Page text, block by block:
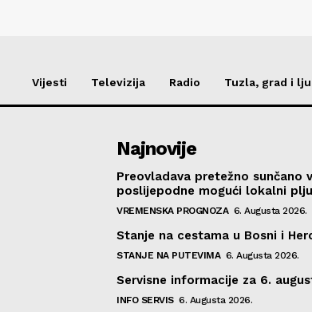
Vijesti Televizija Radio Tuzla, grad i
Najnovije
Preovladava pretežno sunčano
poslijepodne mogući lokalni
VREMENSKA PROGNOZA 6. Augusta 2026.
Stanje na cestama u Bosni i
STANJE NA PUTEVIMA 6. Augusta 2026.
Servisne informacije za 6.
INFO SERVIS 6. Augusta 2026.